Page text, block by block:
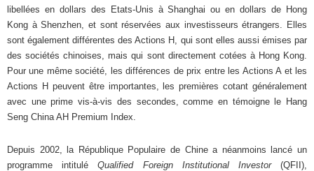
libellées en dollars des Etats-Unis à Shanghai ou en dollars de Hong
Kong à Shenzhen, et sont réservées aux investisseurs étrangers. Elles
sont également différentes des Actions H, qui sont elles aussi émises par
des sociétés chinoises, mais qui sont directement cotées à Hong Kong.
Pour une même société, les différences de prix entre les Actions A et les
Actions H peuvent être importantes, les premières cotant généralement
avec une prime vis-à-vis des secondes, comme en témoigne le Hang
Seng China AH Premium Index.
Depuis 2002, la République Populaire de Chine a néanmoins lancé un
programme intituléQualified Foreign Institutional Investor(QFII),